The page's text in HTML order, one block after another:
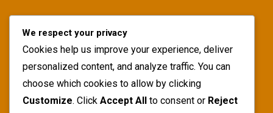
LANGUAGE
SEARCH
We respect your privacy
Cookies help us improve your experience, deliver
personalized content, and analyze traffic. You can
choose which cookies to allow by clicking
Customize. Click Accept All to consent or Reject